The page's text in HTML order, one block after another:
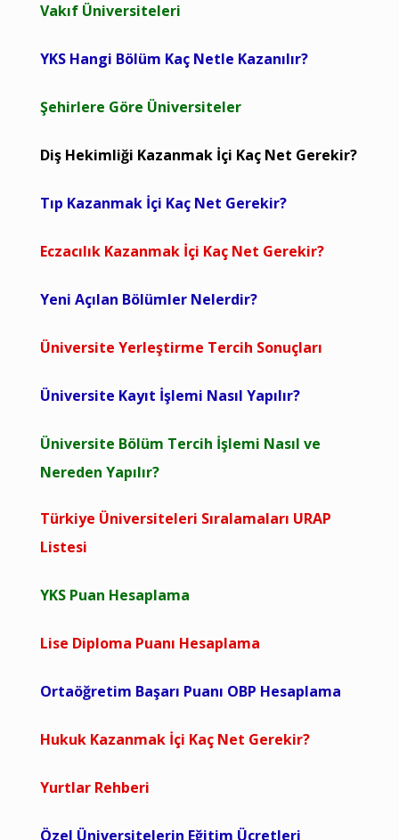
Vakıf Üniversiteleri
YKS Hangi Bölüm Kaç Netle Kazanılır?
Şehirlere Göre Üniversiteler
Diş Hekimliği Kazanmak İçi Kaç Net Gerekir?
Tıp Kazanmak İçi Kaç Net Gerekir?
Eczacılık Kazanmak İçi Kaç Net Gerekir?
Yeni Açılan Bölümler Nelerdir?
Üniversite Yerleştirme Tercih Sonuçları
Üniversite Kayıt İşlemi Nasıl Yapılır?
Üniversite Bölüm Tercih İşlemi Nasıl ve
Nereden Yapılır?
Türkiye Üniversiteleri Sıralamaları URAP
Listesi
YKS Puan Hesaplama
Lise Diploma Puanı Hesaplama
Ortaöğretim Başarı Puanı OBP Hesaplama
Hukuk Kazanmak İçi Kaç Net Gerekir?
Yurtlar Rehberi
Özel Üniversitelerin Eğitim Ücretleri